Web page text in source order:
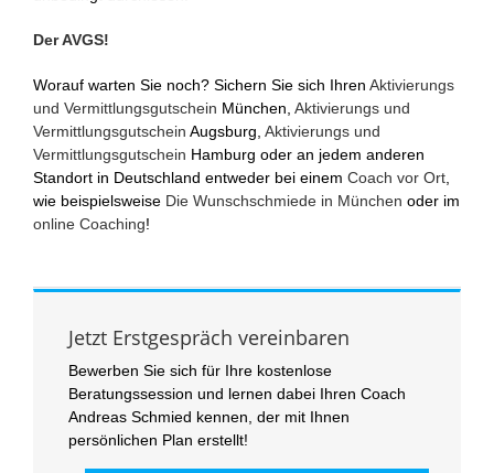
Der AVGS!
Worauf warten Sie noch? Sichern Sie sich Ihren Aktivierungs
und Vermittlungsgutschein München, Aktivierungs und
Vermittlungsgutschein Augsburg, Aktivierungs und
Vermittlungsgutschein Hamburg oder an jedem anderen
Standort in Deutschland entweder bei einem Coach vor Ort
wie beispielsweise Die Wunschschmiede in München oder im
online Coaching!
Jetzt Erstgespräch vereinbaren
Bewerben Sie sich für Ihre kostenlose
Beratungssession und lernen dabei Ihren Coach
Andreas Schmied kennen, der mit Ihnen
persönlichen Plan erstellt!